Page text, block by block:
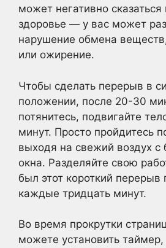
может негативно
здоровье — у вас может
нарушение обмена
или ожирение.
Чтобы сделать перерыв в
положении, после 20-30
потянитесь, подвигайте
минут. Просто пройдитесь
выходя на свежий воздух с
окна. Разделяйте свою
был этот короткий перерыв
каждые тридцать минут.
Во время прокрутки
можете установить